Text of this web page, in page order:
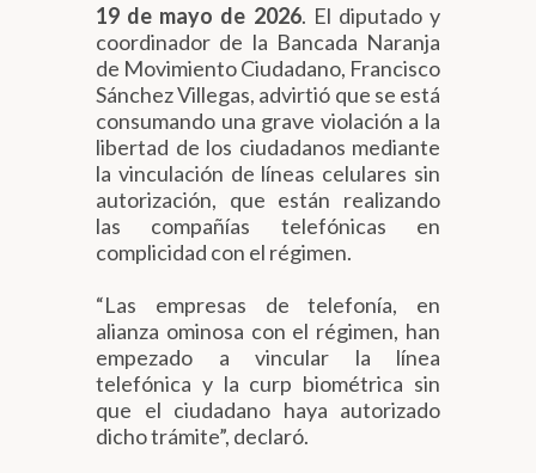
19 de mayo de 2026. El diputado y
coordinador de la Bancada Naranja
de Movimiento Ciudadano, Francisco
Sánchez Villegas, advirtió que se está
consumando una grave violación a la
libertad de los ciudadanos mediante
la vinculación de líneas celulares sin
autorización, que están realizando
las compañías telefónicas en
complicidad con el régimen.
“Las empresas de telefonía, en
alianza ominosa con el régimen, han
empezado a vincular la línea
telefónica y la curp biométrica sin
que el ciudadano haya autorizado
dicho trámite”, declaró.